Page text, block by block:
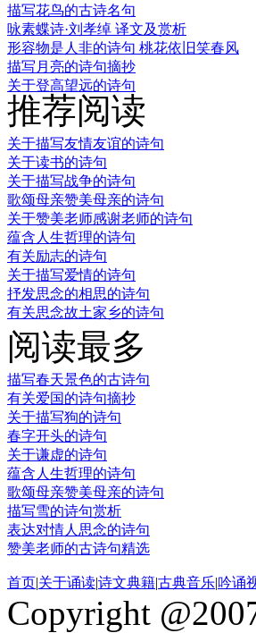
描写花鸟的古诗名句
咏素蝶诗·刘孝绰 译文及赏析
形容物是人非的诗句 桃花依旧笑春风
描写月亮的诗句摘抄
关于登高望远的诗句
推荐阅读
关于描写友情友谊的诗句
关于读书的诗句
关于描写战争的诗句
歌颂母亲赞美母亲的诗句
关于赞美老师感谢老师的诗句
蕴含人生哲理的诗句
有关励志的诗句
关于描写爱情的诗句
抒发思念的相思的诗句
有关思念故土家乡的诗句
阅读最多
描写春天景色的古诗句
有关爱国的诗句摘抄
关于描写狗的诗句
春字开头的诗句
关于谦虚的诗句
蕴含人生哲理的诗句
歌颂母亲赞美母亲的诗句
描写雪的诗句赏析
表达对情人思念的诗句
赞美老师的古诗句精选
首页|关于诵读|诗文典籍|古典音乐|吟诵
Copyright